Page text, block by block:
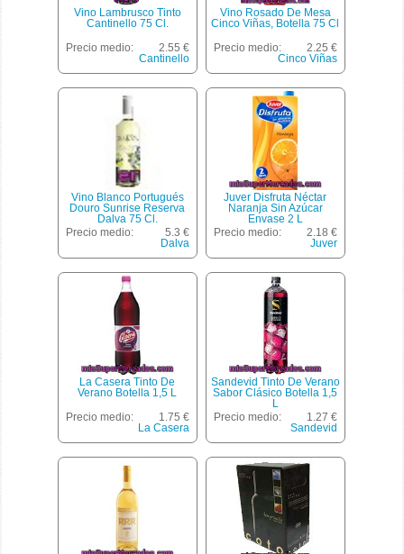
Vino Lambrusco Tinto
Cantinello 75 Cl.
Precio medio:
2.55 €
Cantinello
Vino Rosado De Mesa
Cinco Viñas, Botella 75 Cl
Precio medio:
2.25 €
Cinco Viñas
Vino Blanco Portugués
Douro Sunrise Reserva
Dalva 75 Cl.
Precio medio:
5.3 €
Dalva
Juver Disfruta Néctar
Naranja Sin Azúcar
Envase 2 L
Precio medio:
2.18 €
Juver
La Casera Tinto De
Verano Botella 1,5 L
Precio medio:
1.75 €
La Casera
Sandevid Tinto De Verano
Sabor Clásico Botella 1,5
L
Precio medio:
1.27 €
Sandevid